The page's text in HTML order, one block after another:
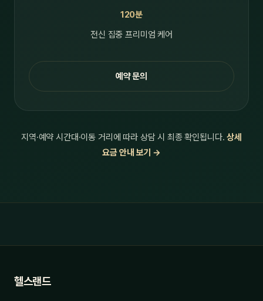
120분
전신 집중 프리미엄 케어
예약 문의
지역·예약 시간대·이동 거리에 따라 상담 시 최종 확인됩니다.상세
요금 안내 보기 →
헬스랜드